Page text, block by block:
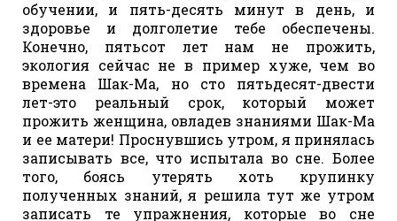
обучении, и пять-десять минут в день, и
здоровье и долголетие тебе обеспечены.
Конечно, пятьсот лет нам не прожить,
экология сейчас не в пример хуже, чем во
времена Шак-Ма, но сто пятьдесят-двести
лет-это реальный срок, который может
прожить женщина, овладев знаниями Шак-Ма
и ее матери! Проснувшись утром, я принялась
записывать все, что испытала во сне. Более
того, боясь утерять хоть крупинку
полученных знаний, я решила тут же утром
записать те упражнения, которые во сне